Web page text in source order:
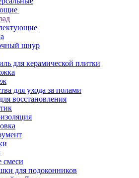
шнур
для керамической плитки
для ухода за полами
восстановления
смеси
для подоконников